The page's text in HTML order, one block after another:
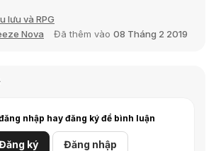
lưu và RPG
Nova Đã thêm vào 08 Tháng 2 2019
nhập hay đăng ký để bình luận
ký Đăng nhập